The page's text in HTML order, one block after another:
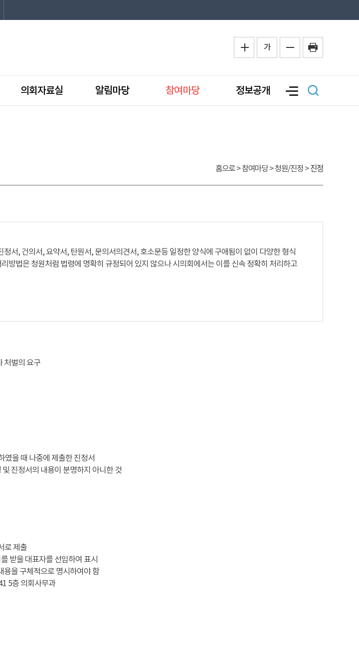
가
의회자료실 알림마당 참여마당 정보공개
홈으로> 참여마당 > 청원/진정 >진정
서, 건의서, 요약서, 탄원서, 문의서의견서, 호소문등 일정한 양식에 구애됨이 없이 다양한 형식
방법은 청원처럼 법령에 명확히 규정되어 있지 않으나 시의회에서는 이를 신속 정확히 처리하고
처벌의 요구
였을 때 나중에 제출한 진정서
진정서의 내용이 분명하지 아니한 것
로 제출
받을 대표자를 선임하여 표시
용을 구체적으로 명시하여야 함
5층 의회사무과